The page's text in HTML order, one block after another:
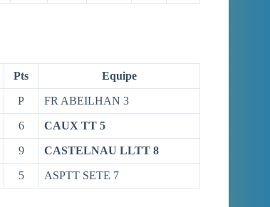
Pts Equipe
P FR ABEILHAN 3
6 CAUX TT 5
9 CASTELNAU LLTT 8
5
ASPTT SETE 7